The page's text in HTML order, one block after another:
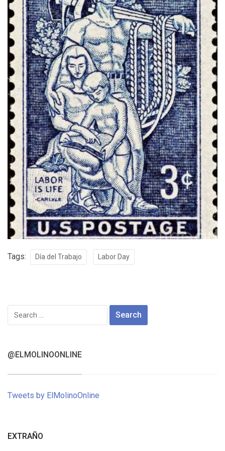
Tags: Día del Trabajo Labor Day
Search
for:
@ELMOLINOONLINE
Tweets by ElMolinoOnline
EXTRAÑO